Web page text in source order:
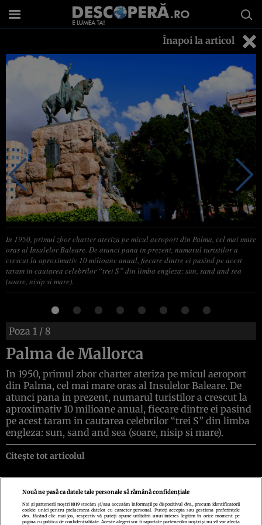
Înapoi la articol
In 1950, primul zbor charter ateriza pe micul aeroport din Palma, cel mai mare
oras al Insulelor Baleare. De atunci pana in prezent, numarul turistilor a
crescut la aproximativ 10 milioane anual, fiecare dintre ei pasind pe acest
taram in cautarea celebrilor “trei S” din limba engleza: sun, sand and sea
(soare, nisip si mare).
Poza 1 / 8
Palma de Mallorca
In 1950, primul zbor charter ateriza pe micul aeroport
din Palma, cel mai mare oras al Insulelor Baleare. De
atunci pana in prezent, numarul turistilor a crescut la
aproximativ 10 milioane anual, fiecare dintre ei pasind
pe acest taram in cautarea celebrilor “trei S” din limba
engleza: sun, sand and sea (soare, nisip si mare).
Citește tot articolul
Politica de confidenţialitate Politica de cookiesTermeni şi condiţii
Echipa redacționalăContactSetări Cookies
Nouă ne pasă ca datele tale personale să rămână confidențiale
Noi și partenerii noștri1019 stocăm și/sau accesăm informații pe dispozitivul dvs., precum identificatorii
cookie unici pentru prelucrarea datelor cu caracter personal. Puteți accepta sau gestiona preferințele
dvs. făcând clic mai jos, respectiv vă puteți opune utilizării unui interes legitim în orice moment pe
pagina cu politica de confidențialitate. Aceste alegeri vor fi raportate partenerilor noștri și nu vă vor afecta